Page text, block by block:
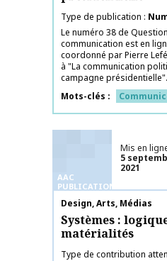
Type de publication
Le numéro 38 de
communication est en
coordonné par Pierre
à "La communication
campagne
Mots-clés
AAC
PUBLICATIONS
Mis en
5
2021
Nom de la publication
Design, Arts, Médias
Systèmes :
matérialités
Type de contribution